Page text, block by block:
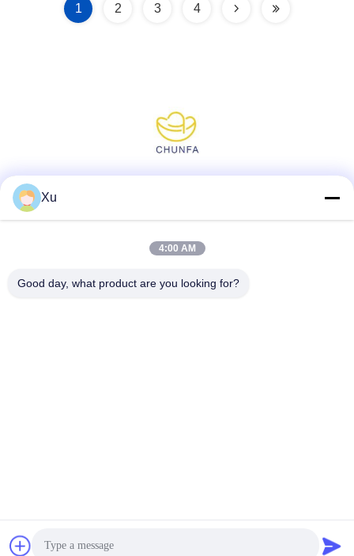
1 2 3 4
2024-2025 Wuxi Chunfa Hydraulic Machinery Co., Ltd. Tous les
Xu
4:00 AM
Good day, what product are you looking for?